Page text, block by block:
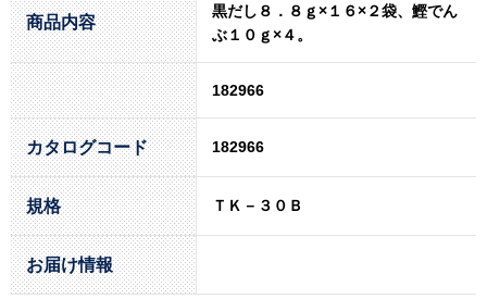
商品内容
黒だし８．８ｇ×１６×２袋、鰹でん
ぶ１０ｇ×４。
182966
カタログコード 182966
規格 ＴＫ－３０Ｂ
お届け情報